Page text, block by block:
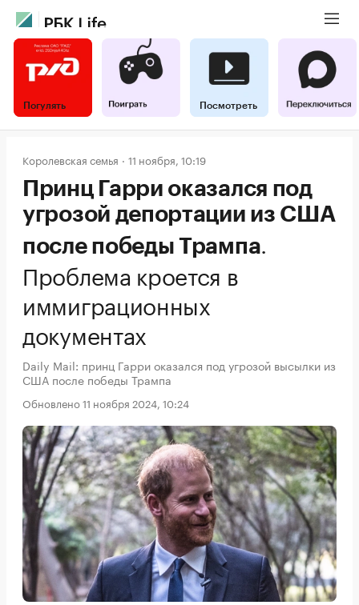
Погулять Посмотреть
Королевская семья 11 ноября, 10:19
Принц Гарри оказался под
угрозой депортации из США
после победы Трампа.
Проблема кроется в
иммиграционных
документах
Daily Mail: принц Гарри оказался под угрозой высылки из
США после победы Трампа
Обновлено 11 ноября 2024, 10:24